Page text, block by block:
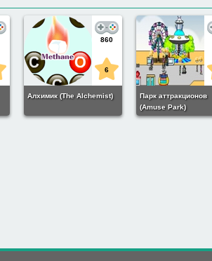
860
6
Алхимик (The Alchemist)
Парк аттракционов
(Amuse Park)